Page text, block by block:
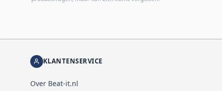
KLANTENSERVICE
Over Beat-it.nl